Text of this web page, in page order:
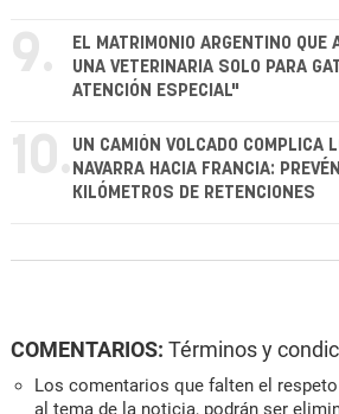
9.
EL MATRIMONIO ARGENTINO QUE
UNA VETERINARIA SOLO PARA
ATENCIÓN ESPECIAL"
10. UN CAMIÓN VOLCADO COMPLICA
NAVARRA HACIA FRANCIA:
KILÓMETROS DE RETENCIONES
COMENTARIOS: Términos y
Los comentarios que falten el
al tema de la noticia, podrán ser